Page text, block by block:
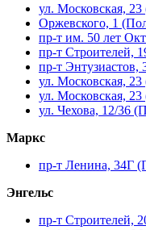
ул. Московская,
Оржевского, 1
пр-т им. 50 лет
пр-т Строителей,
пр-т
ул. Московская,
ул. Московская, 23
ул. Чехова, 12/36
Маркс
пр-т Ленина, 34Г
Энгельс
пр-т Строителей,